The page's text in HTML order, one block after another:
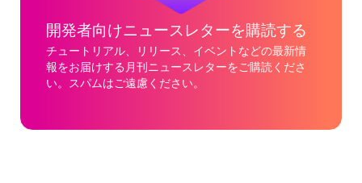
開発者向けニュースレターを購読する
チュートリアル、リリース、イベントなどの最新情
報をお届けする月刊ニュースレターをご購読くださ
い。スパムはご遠慮ください。